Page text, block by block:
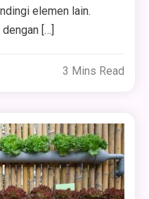
elemen lain.
[…]
3 Mins Read